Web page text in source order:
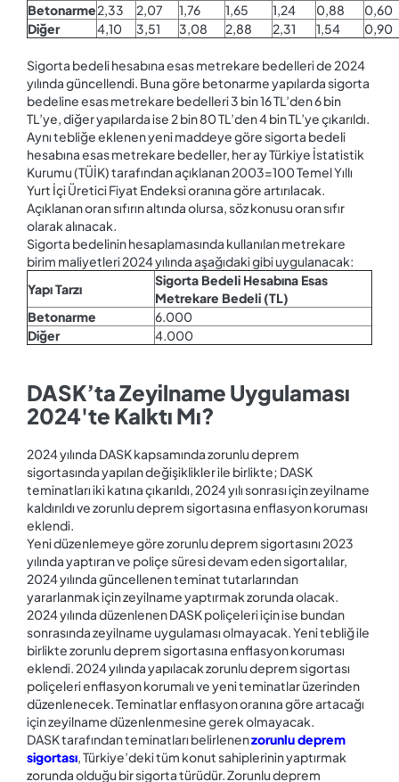
Betonarme2,33 2,07 1,76 1,65 1,24 0,88
0,60
Diğer
4,10 3,51 3,08 2,88 2,31 1,54 0,90
Sigorta bedeli hesabına esas metrekare bedelleri de 2024
yılında güncellendi. Buna göre betonarme yapılarda sigorta
bedeline esas metrekare bedelleri 3 bin 16 TL’den 6 bin
TL’ye, diğer yapılarda ise 2 bin 80 TL’den 4 bin TL’ye çıkarıldı.
Aynı tebliğe eklenen yeni maddeye göre sigorta bedeli
hesabına esas metrekare bedeller, her ay Türkiye İstatistik
Kurumu (TÜİK) tarafından açıklanan 2003=100 Temel Yıllı
Yurt İçi Üretici Fiyat Endeksi oranına göre artırılacak.
Açıklanan oran sıfırın altında olursa, söz konusu oran sıfır
olarak alınacak.
Sigorta bedelinin hesaplamasında kullanılan metrekare
birim maliyetleri 2024 yılında aşağıdaki gibi uygulanacak:
Yapı Tarzı
Sigorta Bedeli Hesabına Esas
Metrekare Bedeli (TL)
Betonarme
6.000
Diğer
4.000
DASK’ta Zeyilname Uygulaması
2024'te Kalktı Mı?
2024 yılında DASK kapsamında zorunlu deprem
sigortasında yapılan değişiklikler ile birlikte; DASK
teminatları iki katına çıkarıldı, 2024 yılı sonrası için zeyilname
kaldırıldı ve zorunlu deprem sigortasına enflasyon koruması
eklendi.
Yeni düzenlemeye göre zorunlu deprem sigortasını 2023
yılında yaptıran ve poliçe süresi devam eden sigortalılar,
2024 yılında güncellenen teminat tutarlarından
yararlanmak için zeyilname yaptırmak zorunda olacak.
2024 yılında düzenlenen DASK poliçeleri için ise bundan
sonrasında zeyilname uygulaması olmayacak. Yeni tebliğ ile
birlikte zorunlu deprem sigortasına enflasyon koruması
eklendi. 2024 yılında yapılacak zorunlu deprem sigortası
poliçeleri enflasyon korumalı ve yeni teminatlar üzerinden
düzenlenecek. Teminatlar enflasyon oranına göre artacağı
için zeyilname düzenlenmesine gerek olmayacak.
DASK tarafından teminatları belirlenenzorunlu deprem
sigortası, Türkiye’deki tüm konut sahiplerinin yaptırmak
zorunda olduğu bir sigorta türüdür. Zorunlu deprem